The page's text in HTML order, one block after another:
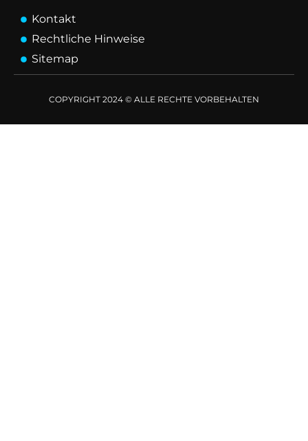
Kontakt
Rechtliche Hinweise
Sitemap
COPYRIGHT 2024 © ALLE RECHTE VORBEHALTEN